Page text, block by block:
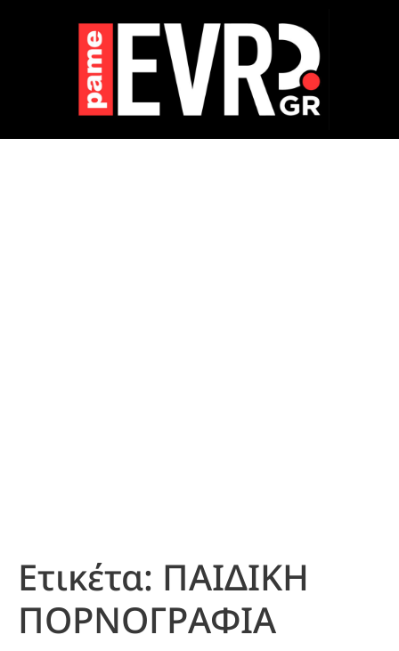
Ετικέτα: ΠΑΙΔΙΚΗ
ΠΟΡΝΟΓΡΑΦΙΑ